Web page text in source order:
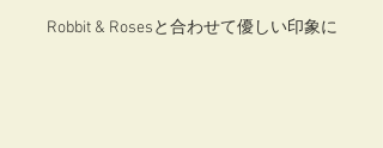
Robbit & Rosesと合わせて優しい印象に